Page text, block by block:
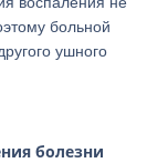
больной
ушного
болезни